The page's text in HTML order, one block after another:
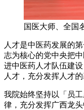
国医大师、全国
人才是中医药发展的
志为核心的党中央把
进中医药人才队伍建
人才，充分发挥人才
我院始终坚持以「员
律，充分发挥广西龙